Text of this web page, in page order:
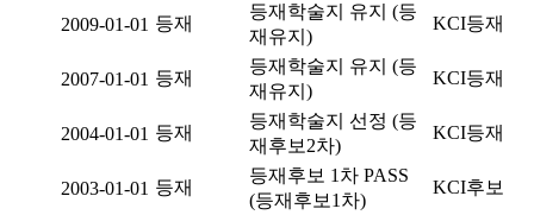
2009-01-01 등재
등재학술지 유지 (등
재유지)
KCI등재
2007-01-01 등재
등재학술지 유지 (등
재유지)
KCI등재
2004-01-01 등재
등재학술지 선정 (등
재후보2차)
KCI등재
2003-01-01 등재
등재후보 1차 PASS
(등재후보1차)
KCI후보